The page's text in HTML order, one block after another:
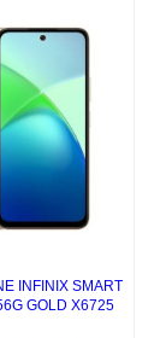
INFINIX SMART
GOLD X6725